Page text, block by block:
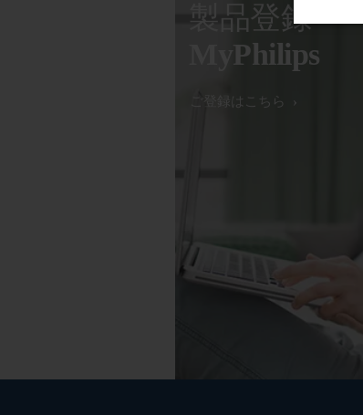
製品登録
MyPhilips
ご登録はこちら